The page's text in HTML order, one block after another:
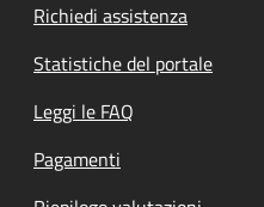
Richiedi assistenza
Statistiche del portale
Leggi le FAQ
Pagamenti